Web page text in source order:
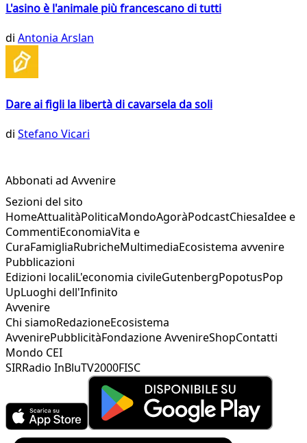
L'asino è l'animale più francescano di tutti
di Antonia Arslan
Dare ai figli la libertà di cavarsela da soli
di Stefano Vicari
Abbonati ad Avvenire
Sezioni del sito
HomeAttualitàPoliticaMondoAgoràPodcastChiesaIdee e
CommentiEconomiaVita e
CuraFamigliaRubricheMultimediaEcosistema avvenire
Pubblicazioni
Edizioni localiL'economia civileGutenbergPopotusPop
UpLuoghi dell'Infinito
Avvenire
Chi siamoRedazioneEcosistema
AvvenirePubblicitàFondazione AvvenireShopContatti
Mondo CEI
SIRRadio InBluTV2000FISC